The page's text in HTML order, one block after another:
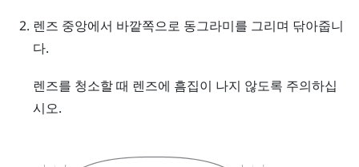
렌즈 중앙에서 바깥쪽으로 동그라미를 그리며 닦아줍니
다.
렌즈를 청소할 때 렌즈에 흠집이 나지 않도록 주의하십
시오.